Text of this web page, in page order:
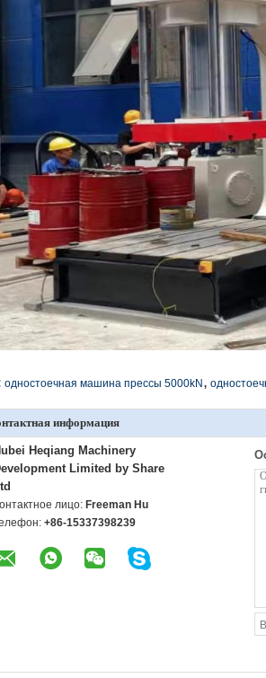
одностоечная машина прессы 5000kN ,
информация
Heqiang Machinery
Limited by Share
лицо: Freeman Hu
+86-15337398239